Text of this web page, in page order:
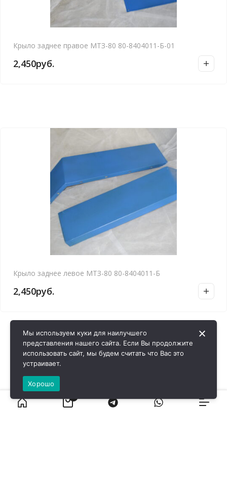
Крыло заднее правое МТЗ-80 80-8404011-Б-01
2,450руб.
Крыло заднее левое МТЗ-80 80-8404011-Б
2,450руб.
Мы используем куки для наилучшего
представления нашего сайта. Если Вы продолжите
использовать сайт, мы будем считать что Вас это
устраивает.
Хорошо